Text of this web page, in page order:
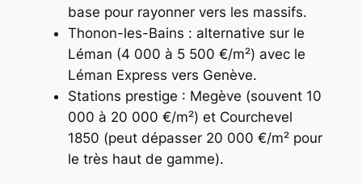
base pour rayonner vers les massifs.
Thonon-les-Bains : alternative sur le
Léman (4 000 à 5 500 €/m²) avec le
Léman Express vers Genève.
Stations prestige : Megève (souvent 10
000 à 20 000 €/m²) et Courchevel
1850 (peut dépasser 20 000 €/m² pour
le très haut de gamme).